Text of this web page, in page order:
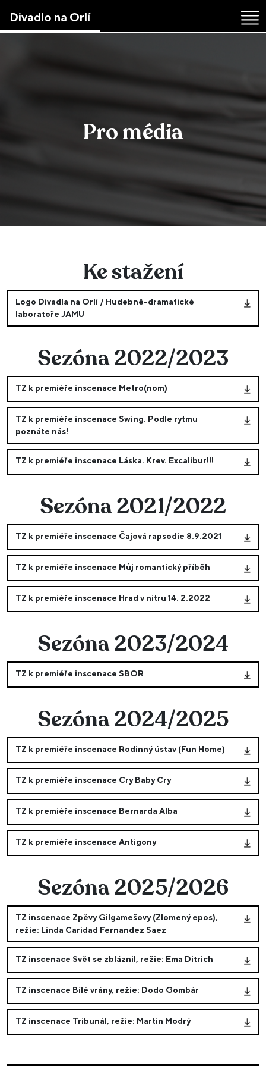
the
Divadlo na Orlí
Pro média
Ke stažení
Logo Divadla na Orlí / Hudebně-dramatické
laboratoře JAMU
Sezóna 2022/2023
TZ k premiéře inscenace Metro(nom)
TZ k premiéře inscenace Swing. Podle rytmu
poznáte nás!
TZ k premiéře inscenace Láska. Krev. Excalibur!!!
Sezóna 2021/2022
TZ k premiéře inscenace Čajová rapsodie 8.9.2021
TZ k premiéře inscenace Můj romantický příběh
TZ k premiéře inscenace Hrad v nitru 14. 2.2022
Sezóna 2023/2024
TZ k premiéře inscenace SBOR
Sezóna 2024/2025
TZ k premiéře inscenace Rodinný ústav (Fun Home)
TZ k premiéře inscenace Cry Baby Cry
TZ k premiéře inscenace Bernarda Alba
TZ k premiéře inscenace Antigony
Sezóna 2025/2026
TZ inscenace Zpěvy Gilgamešovy (Zlomený epos),
režie: Linda Caridad Fernandez Saez
TZ inscenace Svět se zbláznil, režie: Ema Ditrich
TZ inscenace Bílé vrány, režie: Dodo Gombár
TZ inscenace Tribunál, režie: Martin Modrý